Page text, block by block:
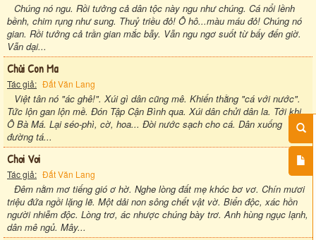
Chúng nó ngu. Rồi tưởng cả dân tộc này ngu như chúng. Cá nổi lềnh
bềnh, chim rụng như sung. Thuỷ triều đỏ! Ô hô...màu máu đỏ! Chúng nó
gian. Rồi tưởng cả trần gian mắc bẫy. Vẫn ngu ngơ suốt từ bấy đến giờ.
Vẫn dại...
Chửi Con Ma
Tác giả: Đất Văn Lang
Việt tân nó "ác ghê!". Xúi gì dân cũng mê. Khiến thằng "cá với nước".
Tức lộn gan lộn mề. Đón Tập Cận Bình qua. Xúi dân chửi dân la. Tới khi
Ô Bà Má. Lại séo-phì, cờ, hoa... Đòi nước sạch cho cá. Dân xuống
đường tá...
Chơi Vơi
Tác giả: Đất Văn Lang
Đêm nằm mơ tiếng gió ơ hờ. Nghe lòng đất mẹ khóc bơ vơ. Chín mươi
triệu đứa ngồi lặng lẽ. Một dải non sông chết vật vờ. Biển độc, xác hồn
người nhiễm độc. Lòng trơ, ác nhược chúng bày trơ. Anh hùng ngục lạnh,
dân mê ngủ. Mây...